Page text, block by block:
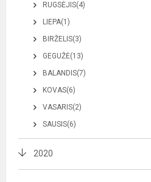
RUGSĖJIS(4)
LIEPA(1)
BIRŽELIS(3)
GEGUŽĖ(13)
BALANDIS(7)
KOVAS(6)
VASARIS(2)
SAUSIS(6)
2020